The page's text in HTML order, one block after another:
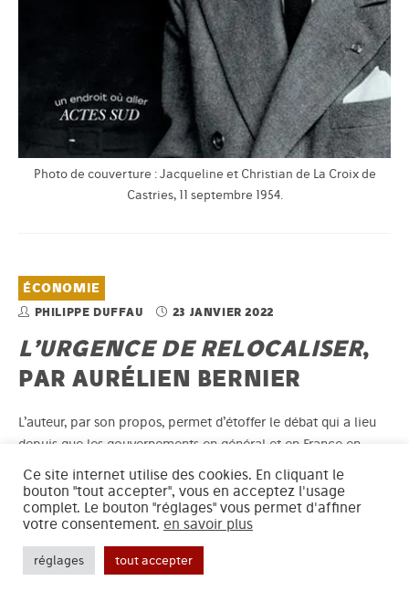
Photo de couverture : Jacqueline et Christian de La Croix de
Castries, 11 septembre 1954.
ÉCONOMIE
PHILIPPE DUFFAU 23 JANVIER 2022
L’URGENCE DE RELOCALISER,
PAR AURÉLIEN BERNIER
L’auteur, par son propos, permet d’étoffer le débat qui a lieu
depuis que les gouvernements en général et en France en
particulier sont allés très loin dans la désindustrialisation et la
délocalisation.
Ce site internet utilise des cookies. En cliquant le
bouton "tout accepter", vous en acceptez l'usage
complet. Le bouton "réglages" vous permet d'affiner
votre consentement. en savoir plus
réglages tout accepter